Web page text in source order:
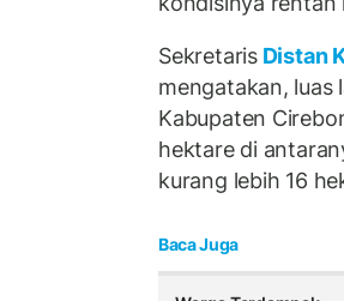
SekretarisDistan
mengatakan, luas
Kabupaten
hektare di
kurang lebih 16
Baca Juga